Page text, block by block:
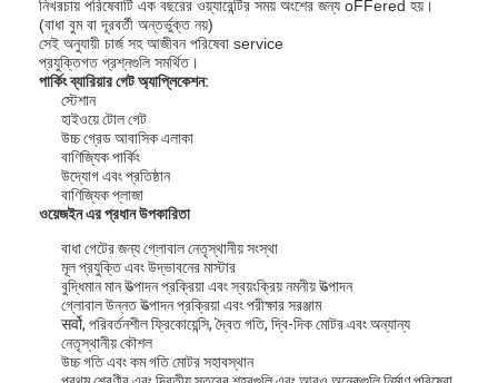
বাড়ি
পণ্য
ভিডিও
নিখরচায় পরিষেবাটি এক বছরের ওয়্যারেন্টির সময় অংশের জন্য oFFered হয়।
(বাধা বুম বা দূরবর্তী অন্তর্ভুক্ত নয়)
সেই অনুযায়ী চার্জ সহ আজীবন পরিষেবা service
প্রযুক্তিগত প্রশ্নগুলি সমর্থিত।
পার্কিং ব্যারিয়ার গেট অ্যাপ্লিকেশন:
স্টেশান
হাইওয়ে টোল গেট
উচ্চ গ্রেড আবাসিক এলাকা
বাণিজ্যিক পার্কিং
উদ্যোগ এবং প্রতিষ্ঠান
বাণিজ্যিক প্লাজা
ওয়েজইন এর প্রধান উপকারিতা
বাধা গেটের জন্য গ্লোবাল নেতৃস্থানীয় সংস্থা
মূল প্রযুক্তি এবং উদ্ভাবনের মাস্টার
বুদ্ধিমান মান উত্পাদন প্রক্রিয়া এবং স্বয়ংক্রিয় নমনীয় উত্পাদন
গ্লোবাল উন্নত উত্পাদন প্রক্রিয়া এবং পরীক্ষার সরঞ্জাম
सर्वो, পরিবর্তনশীল ফ্রিকোয়েন্সি, দ্বৈত গতি, দ্বি-দিক মোটর এবং অন্যান্য
নেতৃস্থানীয় কৌশল
উচ্চ গতি এবং কম গতি মোটর সহাবস্থান